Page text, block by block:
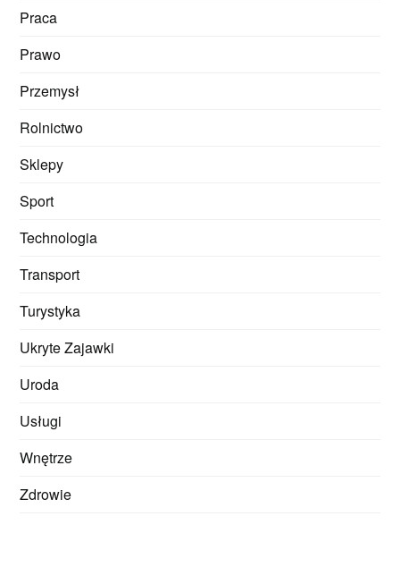
Praca
Prawo
Przemysł
Rolnictwo
Sklepy
Sport
Technologia
Transport
Turystyka
Ukryte Zajawki
Uroda
Usługi
Wnętrze
Zdrowie